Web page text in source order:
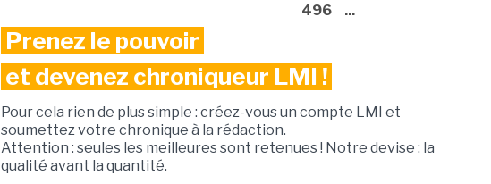
496
...
Prenez le pouvoir
et devenez chroniqueur LMI !
Pour cela rien de plus simple : créez-vous un compte LMI et
soumettez votre chronique à la rédaction.
Attention : seules les meilleures sont retenues ! Notre devise : la
qualité avant la quantité.